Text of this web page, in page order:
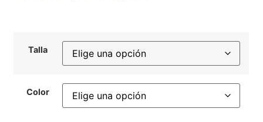
Talla
Color